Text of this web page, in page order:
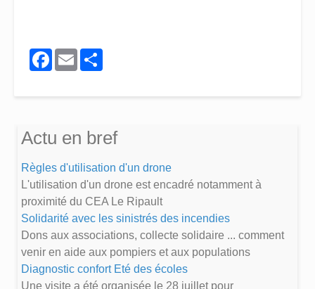
Facebook
Email
Actu en bref
Règles d'utilisation d'un drone
L'utilisation d'un drone est encadré notamment à
proximité du CEA Le Ripault
Solidarité avec les sinistrés des incendies
Dons aux associations, collecte solidaire ... comment
venir en aide aux pompiers et aux populations
Diagnostic confort Eté des écoles
Une visite a été organisée le 28 juillet pour